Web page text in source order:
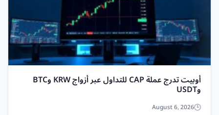
أوبيت تدرج عملة CAP للتداول عبر أزواج KRW وBTC
وUSDT
August 6, 2026